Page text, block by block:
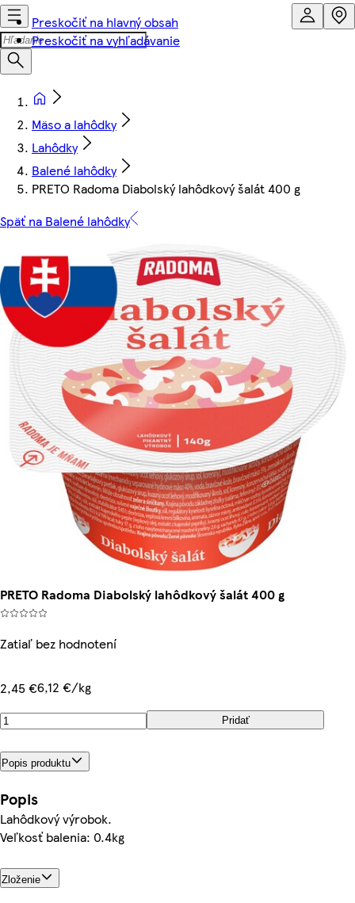
Preskočiť na hlavný obsah
Preskočiť na vyhľadávanie
Mäso a lahôdky
Lahôdky
Balené lahôdky
PRETO Radoma Diabolský lahôdkový šalát 400 g
Späť na Balené lahôdky
PRETO Radoma Diabolský lahôdkový šalát 400 g
Zatiaľ bez hodnotení
2,45 €6,12 €/kg
Pridať
Popis produktu
Popis
Lahôdkový výrobok.
Veľkosť balenia: 0.4kg
Zloženie